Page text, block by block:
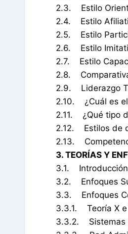
2.3. Estilo
2.4. Estilo
2.5. Estilo
2.6. Estilo
2.7. Estilo
2.8.
2.9. Liderazgo
2.10. ¿Cuál es
2.11. ¿Qué tipo
2.12. Estilos de
2.13.
3. TEORÍAS Y
3.1. Introducción
3.2. Enfoques
3.3. Enfoques
3.3.1. Teoría X e
3.3.2. Sistemas